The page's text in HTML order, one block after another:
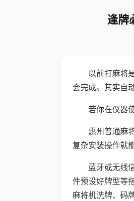
逢牌
以前打麻将
会完成。其实自
若你在仪器
惠州普通麻
复杂安装操作就
蓝牙或无线
件预设好牌型等
麻将机洗牌、码